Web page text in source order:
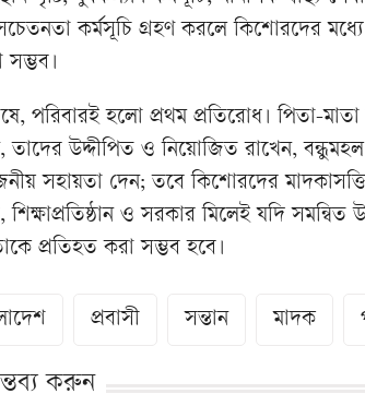
কর্মসূচি গ্রহণ করলে কিশোরদের
সম্ভব।
পরিবারই হলো প্রথম প্রতিরোধ। পিতা-
তাদের উদ্দীপিত ও নিয়োজিত রাখেন,
সহায়তা দেন; তবে কিশোরদের
শিক্ষাপ্রতিষ্ঠান ও সরকার মিলেই যদি
প্রতিহত করা সম্ভব হবে।
প্রবাসী সন্তান মাদক
করুন